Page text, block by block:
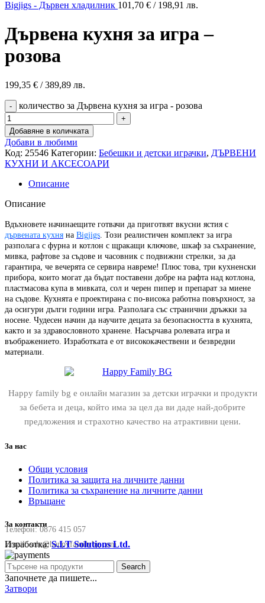
Bigjigs - Дървен хладилник 101,70 € / 198,91 лв.
Дървена кухня за игра –
розова
199,35 € / 389,89 лв.
количество за Дървена кухня за игра - розова
Добавяне в количката
Добави в любими
Код: 25546 Категории: Бебешки и детски играчки, ДЪРВЕНИ
КУХНИ И АКСЕСОАРИ
Описание
Описание
Вдъхновете начинаещите готвачи да приготвят вкусни ястия с
дървената кухня на Bigjigs . Този реалистичен комплект за игра
разполага с фурна и котлон с щракащи ключове, шкаф за съхранение,
мивка, рафтове за съдове и часовник с подвижни стрелки, за да
гарантира, че вечерята се сервира навреме! Плюс това, три кухненски
прибора, които могат да бъдат поставени добре на рафта над котлона,
пластмасова купа в мивката, сол и черен пипер и препарат за миене
на съдове. Кухнята е проектирана с по-висока работна повърхност, за
да осигури дълги години игра. Разполага със странични дръжки за
носене. Чудесен начин да научите децата за безопасността в кухнята,
както и за здравословното хранене. Насърчава ролевата игра и
въображението. Изработката е от висококачествени и безвредни
материали.
Happy family bg е онлайн магазин за детски играчки и продукти
за бебета и деца, който има за цел да ви даде най-добрите
предложения и страхотно качество на атрактивни цени.
За нас
Общи условия
Политика за защита на личните данни
Политика за съхранение на личните данни
Връщане
За контакти
Телефон:0876 415 057
Email:sale@happyfamilybg.com
Изработка:S.I.T Solutions Ltd.
Search
Започнете да пишете...
Затвори